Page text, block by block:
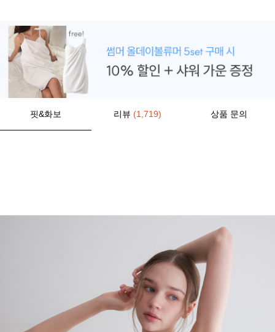
핏&화보 리뷰 (1,719) 상품 문의